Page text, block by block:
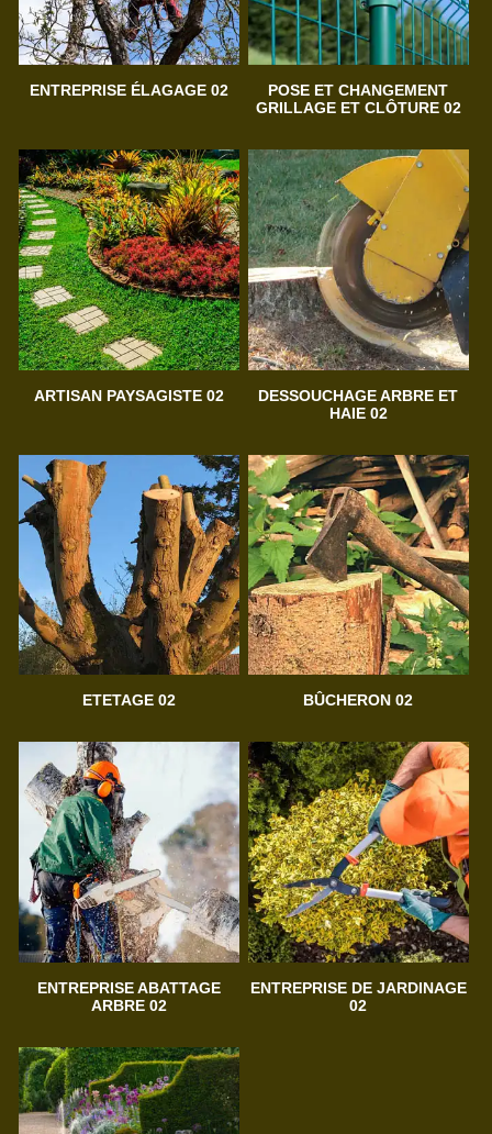
ENTREPRISE ÉLAGAGE 02
POSE ET CHANGEMENT
GRILLAGE ET CLÔTURE 02
ARTISAN PAYSAGISTE 02
DESSOUCHAGE ARBRE ET
HAIE 02
ETETAGE 02 BÛCHERON 02
ENTREPRISE ABATTAGE
ARBRE 02
ENTREPRISE DE JARDINAGE
02